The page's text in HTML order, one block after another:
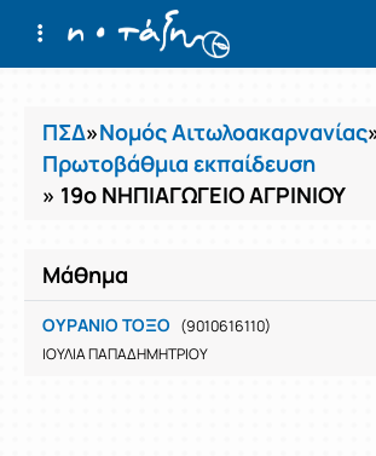
Μαθήματα
ΠΣΔ»Νομός Αιτωλοακαρνανίας
Πρωτοβάθμια εκπαίδευση
» 19ο ΝΗΠΙΑΓΩΓΕΙΟ ΑΓΡΙΝΙΟΥ
Μάθημα
ΟΥΡΑΝΙΟ ΤΟΞΟ (9010616110)
ΙΟΥΛΙΑ ΠΑΠΑΔΗΜΗΤΡΙΟΥ